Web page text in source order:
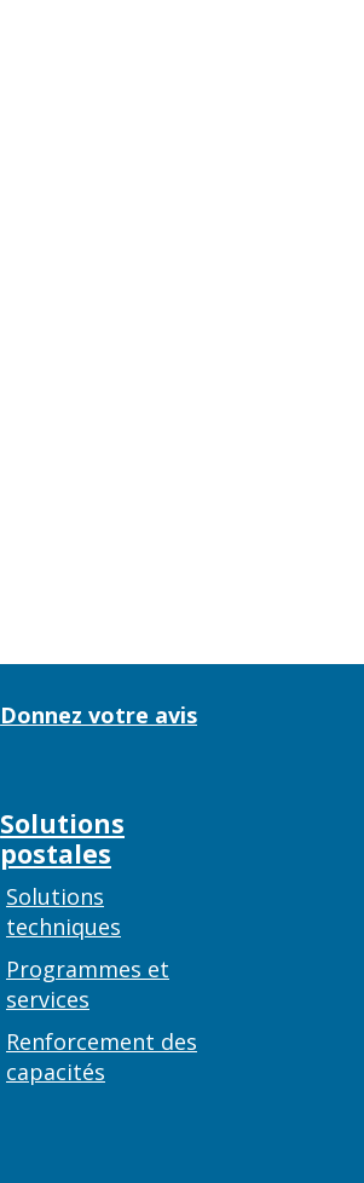
Donnez votre avis
Solutions
postales
Solutions
techniques
Programmes et
services
Renforcement des
capacités